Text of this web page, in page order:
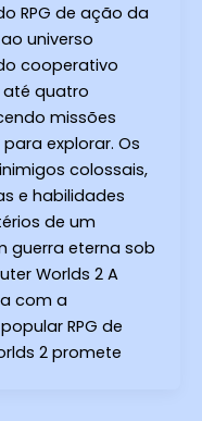
RPG de ação da
universo
cooperativo
quatro
missões
explorar. Os
colossais,
e habilidades
de um
guerra eterna sob
Worlds 2 A
com a
RPG de
2 promete